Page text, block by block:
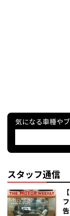
気になる車種や
スタッフ通信
告